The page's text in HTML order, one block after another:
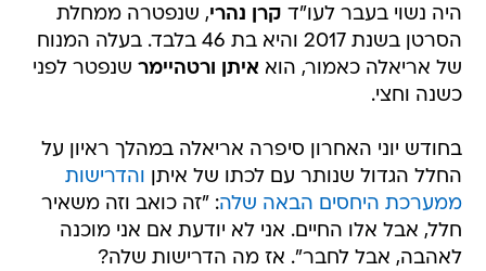
היה נשוי בעבר לעו"ד קרן נהרי, שנפטרה ממחלת
הסרטן בשנת 2017 והיא בת 46 בלבד. בעלה המנוח
של אריאלה כאמור, הוא איתן ורטהיימר שנפטר לפני
כשנה וחצי.
בחודש יוני האחרון סיפרה אריאלה במהלך ראיון על
החלל הגדול שנותר עם לכתו של איתן והדרישות
ממערכת היחסים הבאה שלה: "זה כואב וזה משאיר
חלל, אבל אלו החיים. אני לא יודעת אם אני מוכנה
לאהבה, אבל לחבר". אז מה הדרישות שלה?